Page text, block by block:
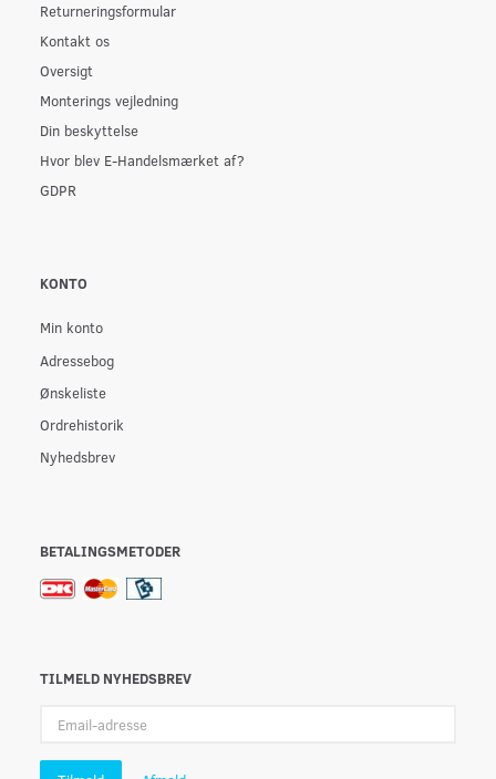
Returneringsformular
Kontakt os
Oversigt
Monterings vejledning
Din beskyttelse
Hvor blev E-Handelsmærket af?
GDPR
KONTO
Min konto
Adressebog
Ønskeliste
Ordrehistorik
Nyhedsbrev
BETALINGSMETODER
TILMELD NYHEDSBREV
adresse